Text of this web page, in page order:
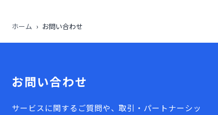
ホーム › お問い合わせ
お問い合わせ
サービスに関するご質問や、取引・パートナーシッ